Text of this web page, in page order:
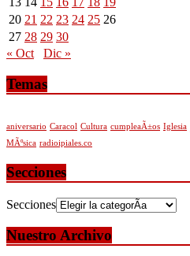
20 21 22 23 24 25 26
27 28 29 30
« Oct
Dic »
Temas
aniversario Caracol Cultura cumpleaÃ±os Iglesia
MÃºsica radioipiales.co
Secciones
Secciones
Nuestro Archivo